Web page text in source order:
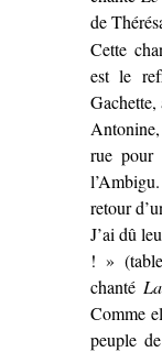
de
Cette
est le
rue pour
retour
J’ai dû
! »
chanté
Comme
peuple